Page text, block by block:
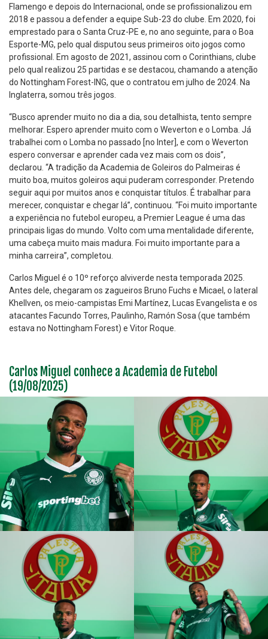
Flamengo e depois do Internacional, onde se profissionalizou em
2018 e passou a defender a equipe Sub-23 do clube. Em 2020, foi
emprestado para o Santa Cruz-PE e, no ano seguinte, para o Boa
Esporte-MG, pelo qual disputou seus primeiros oito jogos como
profissional. Em agosto de 2021, assinou com o Corinthians, clube
pelo qual realizou 25 partidas e se destacou, chamando a atenção
do Nottingham Forest-ING, que o contratou em julho de 2024. Na
Inglaterra, somou três jogos.
“Busco aprender muito no dia a dia, sou detalhista, tento sempre
melhorar. Espero aprender muito com o Weverton e o Lomba. Já
trabalhei com o Lomba no passado [no Inter], e com o Weverton
espero conversar e aprender cada vez mais com os dois”,
declarou. “A tradição da Academia de Goleiros do Palmeiras é
muito boa, muitos goleiros aqui puderam corresponder. Pretendo
seguir aqui por muitos anos e conquistar títulos. É trabalhar para
merecer, conquistar e chegar lá”, continuou. “Foi muito importante
a experiência no futebol europeu, a Premier League é uma das
principais ligas do mundo. Volto com uma mentalidade diferente,
uma cabeça muito mais madura. Foi muito importante para a
minha carreira”, completou.
Carlos Miguel é o 10º reforço alviverde nesta temporada 2025.
Antes dele, chegaram os zagueiros Bruno Fuchs e Micael, o lateral
Khellven, os meio-campistas Emi Martínez, Lucas Evangelista e os
atacantes Facundo Torres, Paulinho, Ramón Sosa (que também
estava no Nottingham Forest) e Vitor Roque.
Carlos Miguel conhece a Academia de Futebol
(19/08/2025)